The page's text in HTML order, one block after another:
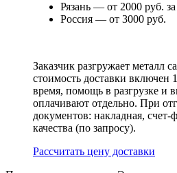
Рязань — от 2000 руб. за
Россия — от 3000 руб.
Заказчик разгружает металл
стоимость доставки включен
время, помощь в разгрузке и
оплачивают отдельно. При
документов: накладная, счет-
качества (по запросу).
Раcсчитать цену доставки